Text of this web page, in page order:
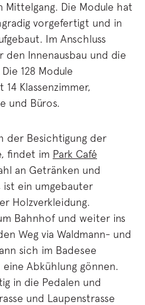
Mittelgang. Die Module hat
vorgefertigt und in
Im Anschluss
Innenausbau und die
128 Module
Klassenzimmer,
und Büros.
der Besichtigung der
findet im Park Café
an Getränken und
ist ein umgebauter
Holzverkleidung.
Bahnhof und weiter ins
Weg via Waldmann- und
sich im Badesee
Abkühlung gönnen.
in die Pedalen und
und Laupenstrasse